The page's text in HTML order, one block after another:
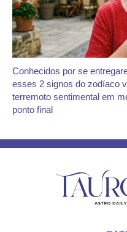
Conhecidos por se
esses 2 signos do zodíaco
terremoto sentimental em
ponto final